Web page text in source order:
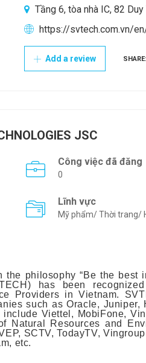
Tầng 6, tòa nhà IC, 82 Duy
https://svtech.com.vn/
Add a review SHARE:
JSC
Công việc đã đăng
0
Lĩnh vực
Mỹ phẩm/ Thời trang/
the philosophy “Be the best
has been
Providers in Vietnam.
such as Oracle, Juniper,
Viettel, MobiFone,
Natural Resources and
SCTV, TodayTV,
etc.